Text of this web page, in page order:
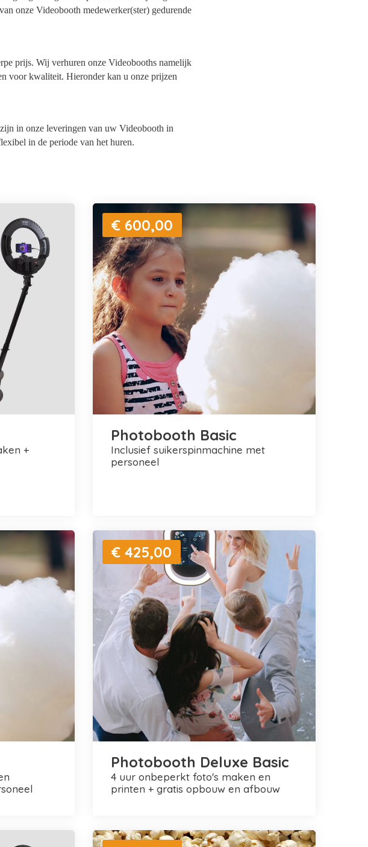
onze Videobooth medewerker(ster) gedurende
prijs. Wij verhuren onze Videobooths namelijk
voor kwaliteit. Hieronder kan u onze prijzen
in onze leveringen van uw Videobooth in
in de periode van het huren.
€ 600,00
Photobooth Basic
inclusief suikerspinmachine met
personeel
€ 425,00
Photobooth Deluxe Basic
4 uur onbeperkt foto's maken en
printen + gratis opbouw en afbouw